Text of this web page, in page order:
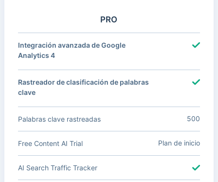
PRO
Integración avanzada de Google
Analytics 4
Rastreador de clasificación de palabras
clave
Palabras clave rastreadas 500
Free Content AI Trial Plan de inicio
AI Search Traffic Tracker